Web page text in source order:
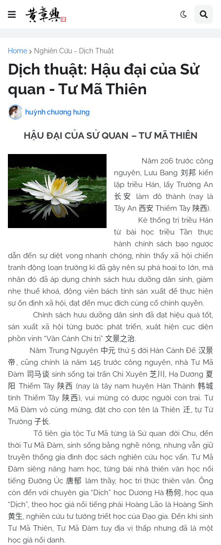
Home Nghiên Cứu - Dịch Thuật
Dịch thuật: Hậu đại của Sử
quan - Tư Mã Thiên
huỳnh chương hưng
HẬU ĐẠI CỦA SỬ QUAN – TƯ MÃ THIÊN
Năm 206 trước công
nguyên, Lưu Bang 刘邦 kiến
lập triều Hán, lấy Trường An
长安
làm đô thành (nay là
Tây An 西安 Thiểm Tây 陕西).
Kẻ thống trị triều Hán
từ bài học triều Tần thực
hành chính sách bạo ngược
dẫn đến sự diệt vong nhanh chóng, nhìn thấy xã hội chiến
tranh động loạn trường kì đã gây nên sự phá hoại to lớn, mà
nhân đó đã áp dụng chính sách hưu dưỡng dân sinh, giảm
nhẹ thuế khoá, động viên bách tính sản xuất để thực hiện
sự ổn định xã hội, đạt đến mục đích củng cố chính quyền.
Chính sách hưu dưỡng dân sinh đã đạt hiệu quả tốt,
sản xuất xã hội từng bước phát triển, xuât hiện cục diện
phồn vinh “Văn Cảnh Chi trị” 文景之治.
Năm Trung Nguyên 中元 thứ 5 đời Hán Cảnh Đế 汉景
帝 , cũng chính là năm 145 trước công nguyên, nhà Tư Mã
Đàm 司马谈 sinh sống tại trấn Chi Xuyên 芝川 , Hạ Dương 夏
阳 Thiểm Tây 陕西 (nay là tây nam huyện Hàn Thành 韩城
tỉnh Thiểm Tây 陕西), vui mừng có được người con trai. Tư
Mã Đàm vô cùng mừng, đặt cho con tên là Thiên 迁, tự Tử
Trường 子长.
Tổ tiên gia tộc Tư Mã từng là Sử quan đời Chu, đến
thời Tư Mã Đàm, sinh sống bằng nghề nông, nhưng vẫn giữ
truyền thống gia đình đọc sách nghiên cứu học vấn. Tư Mã
Đàm siêng năng ham học, từng bái nhà thiên văn học nổi
tiếng Đường Úc 唐郁
làm thầy, học tri thức thiên văn. Ông
còn đến với chuyên gia “Dịch” học Dương Hà杨何, học qua
“Dịch”, theo học giả nổi tiếng phái Hoàng Lão là Hoàng Sinh
黄生, nghiên cứu tư tưởng triết học của Đạo gia. Đến khi sinh
Tư Mã Thiên, Tư Mã Đàm tuy địa vị thấp nhưng đã là một
học giả nổi danh.